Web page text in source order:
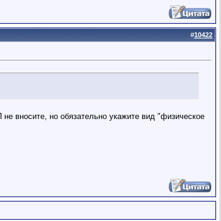
#10422
вносите, но обязательно укажите вид "физическое